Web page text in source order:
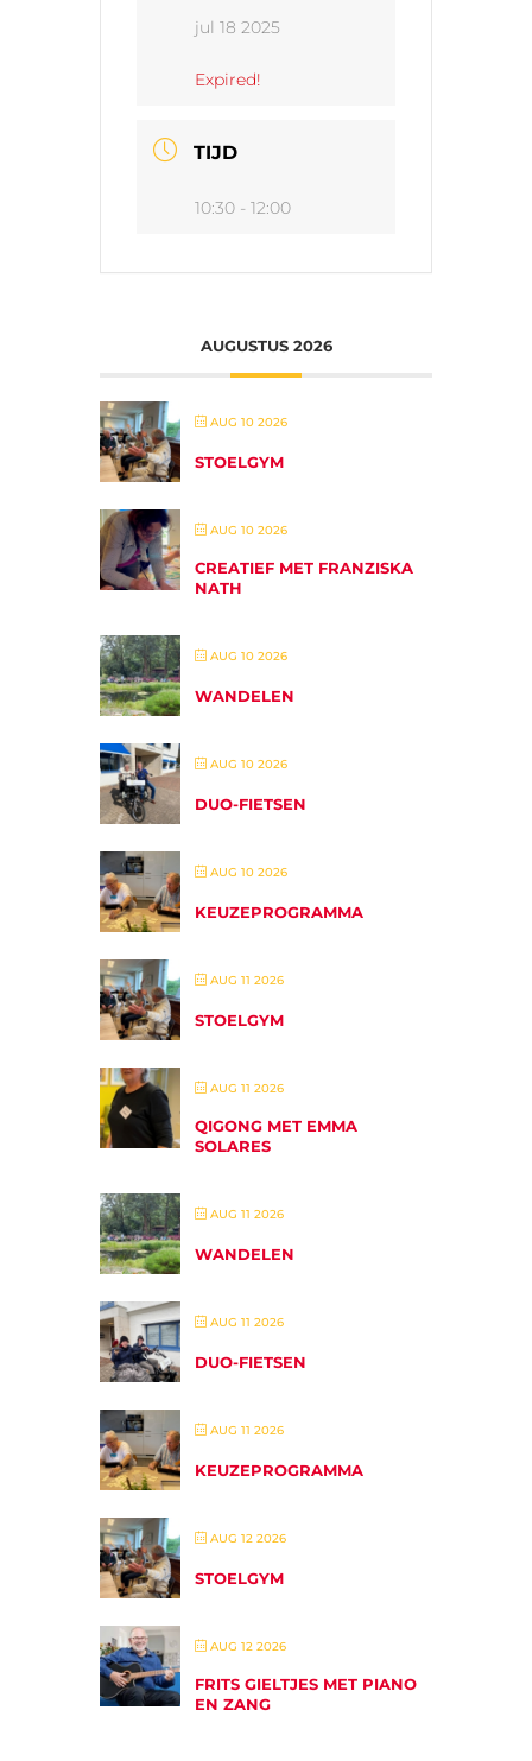
jul 18 2025
Expired!
TIJD
10:30 - 12:00
AUGUSTUS 2026
AUG 10 2026
STOELGYM
AUG 10 2026
CREATIEF MET FRANZISKA
NATH
AUG 10 2026
WANDELEN
AUG 10 2026
DUO-FIETSEN
AUG 10 2026
KEUZEPROGRAMMA
AUG 11 2026
STOELGYM
AUG 11 2026
QIGONG MET EMMA
SOLARES
AUG 11 2026
WANDELEN
AUG 11 2026
DUO-FIETSEN
AUG 11 2026
KEUZEPROGRAMMA
AUG 12 2026
STOELGYM
AUG 12 2026
FRITS GIELTJES MET PIANO
EN ZANG